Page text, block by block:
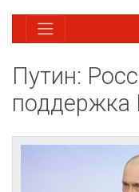
Путин: